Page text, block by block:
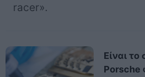
racer».
Είναι το
Porsche